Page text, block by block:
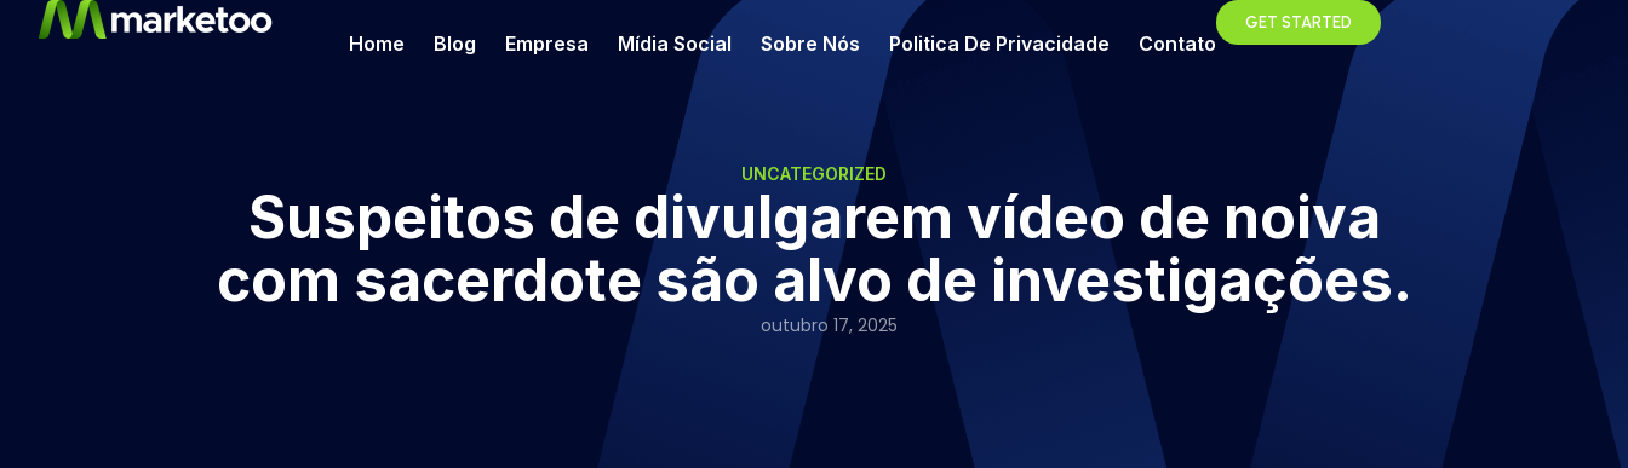
Home Blog Empresa Mídia Social Sobre Nós Politica De Privacidade Contato
GET STARTED
UNCATEGORIZED
Suspeitos de divulgarem vídeo de noiva
com sacerdote são alvo de investigações.
outubro 17, 2025